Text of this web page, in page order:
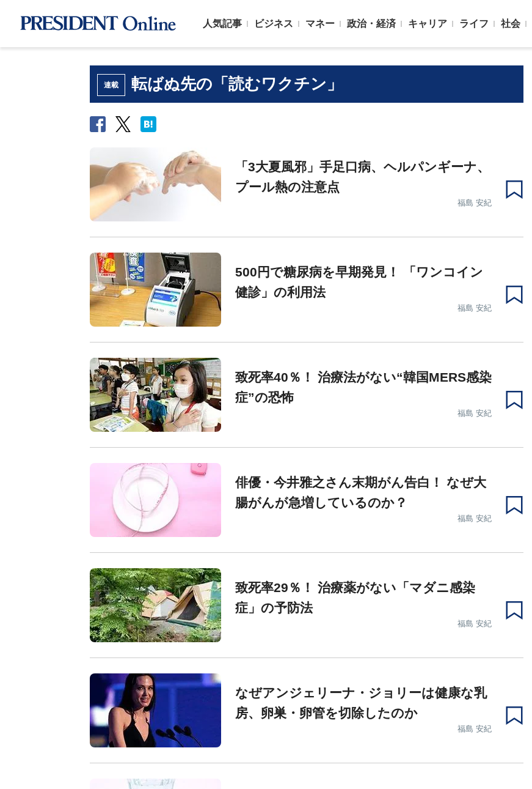
人気記事 ビジネス マネー 政治・経済 キャリア ライフ 社会
連載 転ばぬ先の「読むワクチン」
「3大夏風邪」手足口病、ヘルパンギーナ、
プール熱の注意点
福島 安紀
500円で糖尿病を早期発見！ 「ワンコイン
健診」の利用法
福島 安紀
致死率40％！ 治療法がない“韓国MERS感染
症”の恐怖
福島 安紀
俳優・今井雅之さん末期がん告白！ なぜ大
腸がんが急増しているのか？
福島 安紀
致死率29％！ 治療薬がない「マダニ感染
症」の予防法
福島 安紀
なぜアンジェリーナ・ジョリーは健康な乳
房、卵巣・卵管を切除したのか
福島 安紀